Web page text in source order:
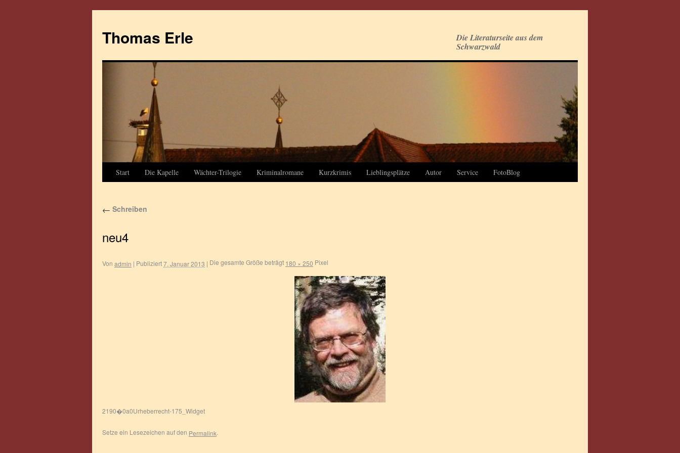
Thomas Erle
Die Literaturseite aus dem
Schwarzwald
Start Die Kapelle Wächter-Trilogie Kriminalromane Kurzkrimis Lieblingsplätze Autor Service FotoBlog
← Schreiben
neu4
Von admin | Publiziert7. Januar 2013 | Die gesamte Größe beträgt 180 × 250 Pixel
Urheberrecht-175_Widget
Setze ein Lesezeichen auf den Permalink.